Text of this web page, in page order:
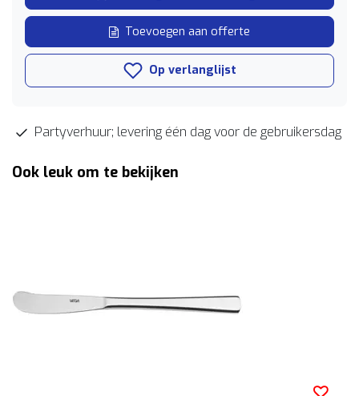
Toevoegen aan offerte
Op verlanglijst
Partyverhuur; levering één dag voor de gebruikersdag
Ook leuk om te bekijken